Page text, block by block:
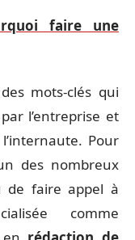
faire une
mots-clés qui
l’entreprise et
Pour
des nombreux
de faire appel à
comme